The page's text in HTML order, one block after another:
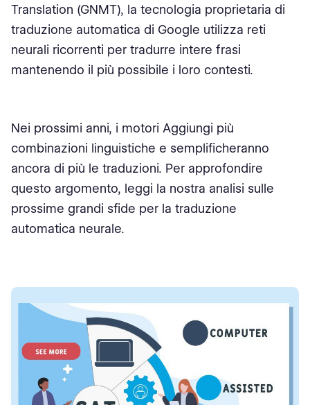
Translation (GNMT), la tecnologia proprietaria di
traduzione automatica di Google utilizza reti
neurali ricorrenti per tradurre intere frasi
mantenendo il più possibile i loro contesti.
Nei prossimi anni, i motori Aggiungi più
combinazioni linguistiche e semplificheranno
ancora di più le traduzioni. Per approfondire
questo argomento, leggi la nostra analisi sulle
prossime grandi sfide per la traduzione
automatica neurale.